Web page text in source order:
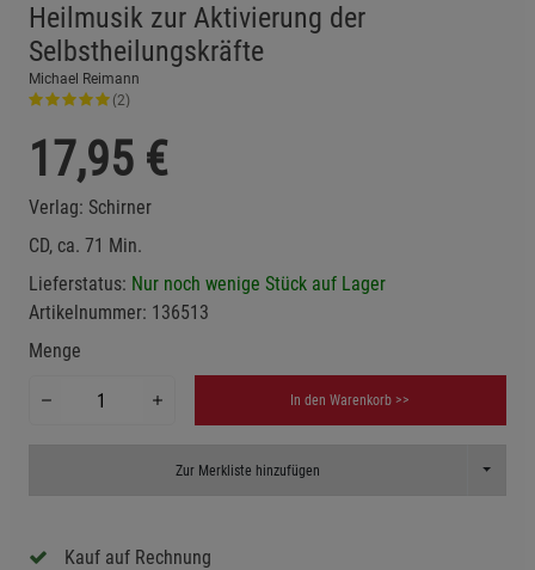
Heilmusik zur Aktivierung der
Selbstheilungskräfte
Michael Reimann
(2)
17,95 €
Verlag: Schirner
CD, ca. 71 Min.
Lieferstatus: Nur noch wenige Stück auf Lager
Artikelnummer: 136513
Menge
In den Warenkorb >>
Zur Merkliste hinzufügen Toggle
Kauf auf Rechnung